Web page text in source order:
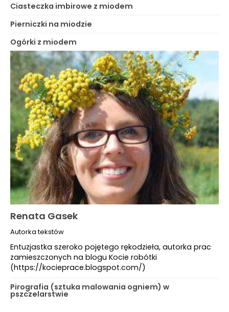
Ciasteczka imbirowe z miodem
Pierniczki na miodzie
Ogórki z miodem
Renata Gasek
Autorka tekstów
Entuzjastka szeroko pojętego rękodzieła, autorka prac
zamieszczonych na blogu Kocie robótki
(https://kocieprace.blogspot.com/)
Pirografia (sztuka malowania ogniem) w
pszczelarstwie